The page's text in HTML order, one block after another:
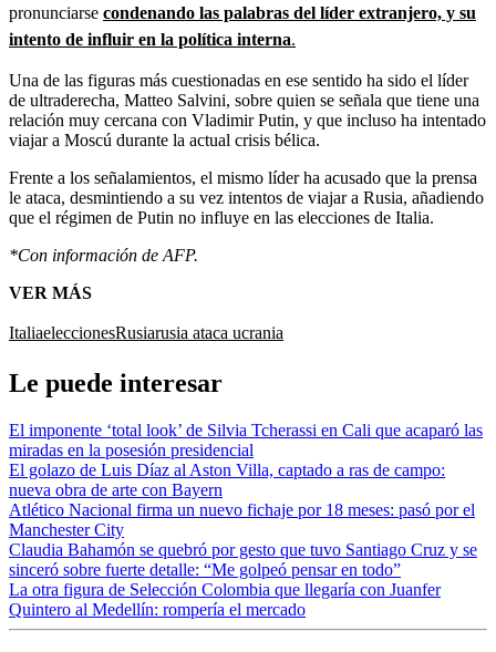
pronunciarse condenando las palabras del líder extranjero, y su
intento de influir en la política interna.
Una de las figuras más cuestionadas en ese sentido ha sido el líder
de ultraderecha, Matteo Salvini, sobre quien se señala que tiene una
relación muy cercana con Vladimir Putin, y que incluso ha intentado
viajar a Moscú durante la actual crisis bélica.
Frente a los señalamientos, el mismo líder ha acusado que la prensa
le ataca, desmintiendo a su vez intentos de viajar a Rusia, añadiendo
que el régimen de Putin no influye en las elecciones de Italia.
*Con información de AFP.
VER MÁS
ItaliaeleccionesRusiarusia ataca ucrania
Le puede interesar
El imponente ‘total look’ de Silvia Tcherassi en Cali que acaparó las
miradas en la posesión presidencial
El golazo de Luis Díaz al Aston Villa, captado a ras de campo:
nueva obra de arte con Bayern
Atlético Nacional firma un nuevo fichaje por 18 meses: pasó por el
Manchester City
Claudia Bahamón se quebró por gesto que tuvo Santiago Cruz y se
sinceró sobre fuerte detalle: “Me golpeó pensar en todo”
La otra figura de Selección Colombia que llegaría con Juanfer
Quintero al Medellín: rompería el mercado